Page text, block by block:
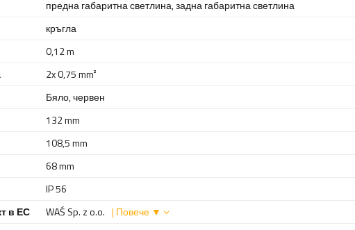
предна габаритна светлина,задна габаритна светлина
кръгла
0,12 m
2x 0,75 mm²
Бяло,червен
132 mm
108,5 mm
68 mm
IP 56
в ЕС
WAŚ Sp. z o.o. | Повече ▼